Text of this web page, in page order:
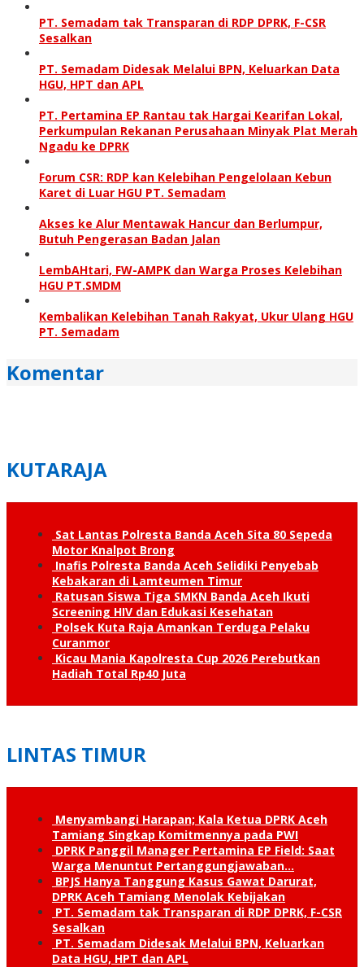
PT. Semadam tak Transparan di RDP DPRK, F-CSR
Sesalkan
PT. Semadam Didesak Melalui BPN, Keluarkan Data
HGU, HPT dan APL
PT. Pertamina EP Rantau tak Hargai Kearifan Lokal,
Perkumpulan Rekanan Perusahaan Minyak Plat Merah
Ngadu ke DPRK
Forum CSR: RDP kan Kelebihan Pengelolaan Kebun
Karet di Luar HGU PT. Semadam
Akses ke Alur Mentawak Hancur dan Berlumpur,
Butuh Pengerasan Badan Jalan
LembAHtari, FW-AMPK dan Warga Proses Kelebihan
HGU PT.SMDM
Kembalikan Kelebihan Tanah Rakyat, Ukur Ulang HGU
PT. Semadam
Komentar
KUTARAJA
Sat Lantas Polresta Banda Aceh Sita 80 Sepeda
Motor Knalpot Brong
Inafis Polresta Banda Aceh Selidiki Penyebab
Kebakaran di Lamteumen Timur
Ratusan Siswa Tiga SMKN Banda Aceh Ikuti
Screening HIV dan Edukasi Kesehatan
Polsek Kuta Raja Amankan Terduga Pelaku
Curanmor
Kicau Mania Kapolresta Cup 2026 Perebutkan
Hadiah Total Rp40 Juta
LINTAS TIMUR
Menyambangi Harapan; Kala Ketua DPRK Aceh
Tamiang Singkap Komitmennya pada PWI
DPRK Panggil Manager Pertamina EP Field: Saat
Warga Menuntut Pertanggung­jawaban…
BPJS Hanya Tanggung Kasus Gawat Darurat,
DPRK Aceh Tamiang Menolak Kebijakan
PT. Semadam tak Transparan di RDP DPRK, F-CSR
Sesalkan
PT. Semadam Didesak Melalui BPN, Keluarkan
Data HGU, HPT dan APL